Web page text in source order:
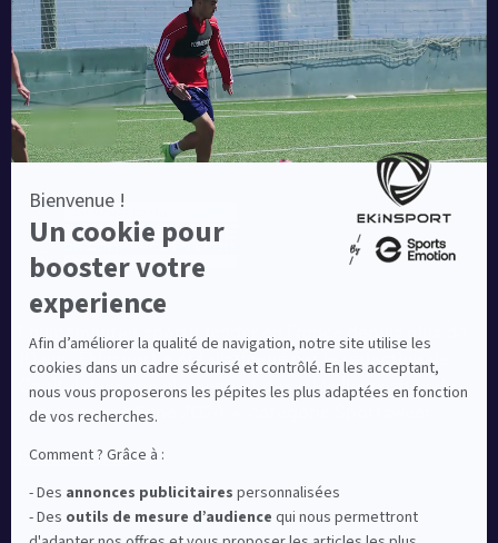
Une société de :
Equipementier sportif leader en France depuis plus de
10 ans, Ekinsport a été distingué par la rédaction de
Capital dans son classement des « Meilleurs sites de
commerce en ligne 2024 », catégorie Sportswear.
En savoir plus